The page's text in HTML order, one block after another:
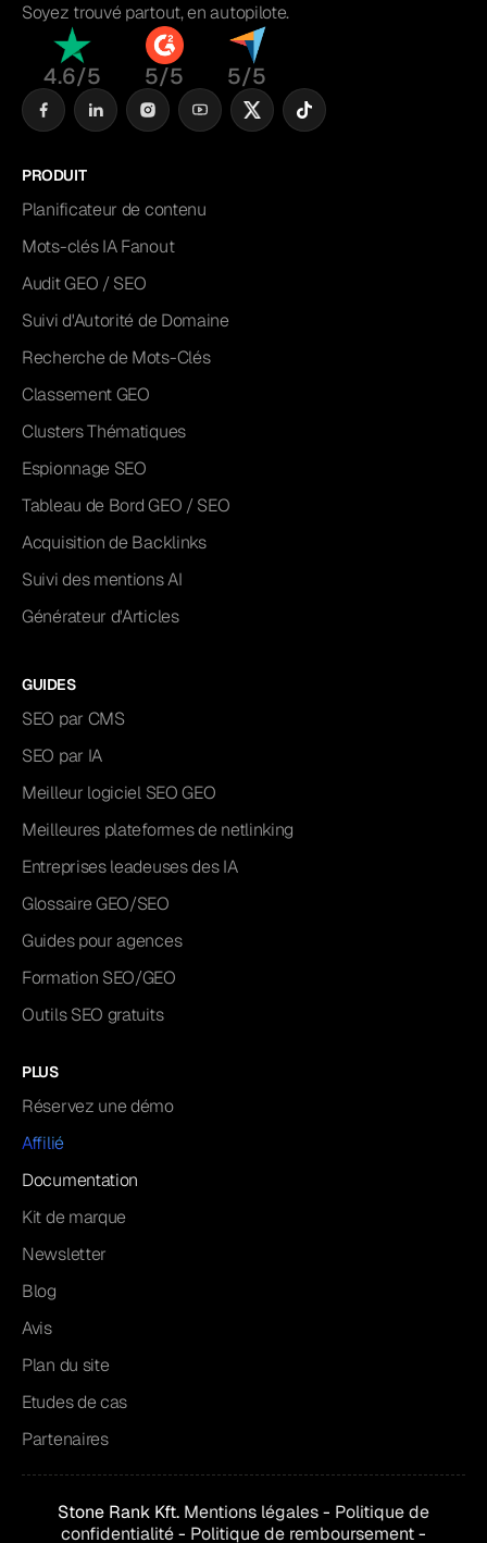
Soyez trouvé partout, en autopilote.
4.6/5 5/5 5/5
PRODUIT
Planificateur de contenu
Mots-clés IA Fanout
Audit GEO / SEO
Suivi d'Autorité de Domaine
Recherche de Mots-Clés
Classement GEO
Clusters Thématiques
Espionnage SEO
Tableau de Bord GEO / SEO
Acquisition de Backlinks
Suivi des mentions AI
Générateur d'Articles
GUIDES
SEO par CMS
SEO par IA
Meilleur logiciel SEO GEO
Meilleures plateformes de netlinking
Entreprises leadeuses des IA
Glossaire GEO/SEO
Guides pour agences
Formation SEO/GEO
Outils SEO gratuits
PLUS
Réservez une démo
Affilié
Documentation
Kit de marque
Newsletter
Blog
Avis
Plan du site
Etudes de cas
Partenaires
Stone Rank Kft. Mentions légales- Politique de
confidentialité- Politique de remboursement-